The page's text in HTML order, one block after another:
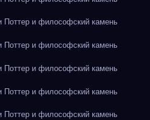
и философский камень
и философский камень
и философский камень
и философский камень
и философский камень